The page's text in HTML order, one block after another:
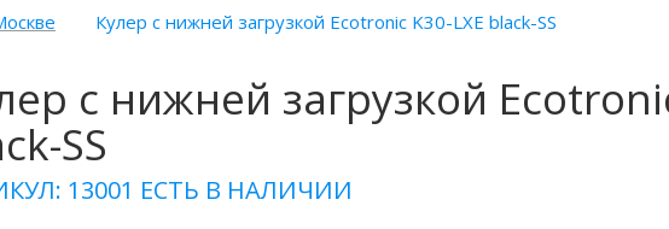
Кулер с нижней загрузкой Ecotronic K30-LXE black-SS
с нижней загрузкой
SS
13001 ЕСТЬ В НАЛИЧИИ